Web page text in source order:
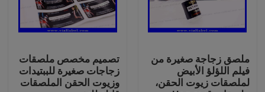
رقابة جودة
ملصق زجاجة صغيرة من
فيلم اللؤلؤ الأبيض
لملصقات زيوت الحقن،
تصميم مخصص ملصقات
زجاجات صغيرة للببتيدات
وزيوت الحقن الملصقات